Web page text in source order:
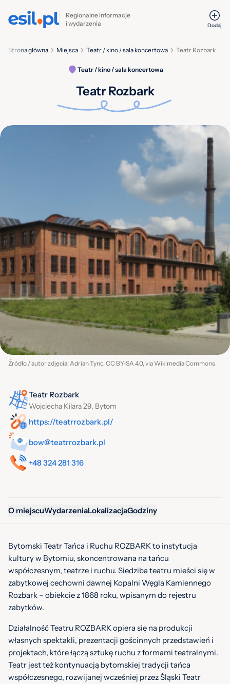
Regionalne informacje
i wydarzenia
Dodaj
Teatr Rozbark
Teatr / kino / sala koncertowa
Miejsca
Strona główna
Teatr / kino / sala koncertowa
Teatr Rozbark
Źródło / autor zdjęcia: Adrian Tync, CC BY-SA 4.0, via Wikimedia Commons
Teatr Rozbark
Wojciecha Kilara 29, Bytom
https://teatrrozbark.pl/
bow@teatrrozbark.pl
+48 324 281 316
O miejscuWydarzeniaLokalizacjaGodziny
Bytomski Teatr Tańca i Ruchu ROZBARK to instytucja
kultury w Bytomiu, skoncentrowana na tańcu
współczesnym, teatrze i ruchu. Siedziba teatru mieści się w
zabytkowej cechowni dawnej Kopalni Węgla Kamiennego
Rozbark – obiekcie z 1868 roku, wpisanym do rejestru
zabytków.
Działalność Teatru ROZBARK opiera się na produkcji
własnych spektakli, prezentacji gościnnych przedstawień i
projektach, które łączą sztukę ruchu z formami teatralnymi.
Teatr jest też kontynuacją bytomskiej tradycji tańca
współczesnego, rozwijanej wcześniej przez Śląski Teatr